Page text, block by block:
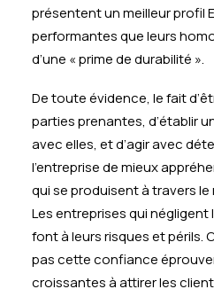
présentent un meilleur profil
performantes que leurs
d’une « prime de durabilité ».
De toute évidence, le fait
parties prenantes, d’établir
avec elles, et d’agir avec
l’entreprise de mieux
qui se produisent à travers le
Les entreprises qui
font à leurs risques et périls.
pas cette confiance
croissantes à attirer les